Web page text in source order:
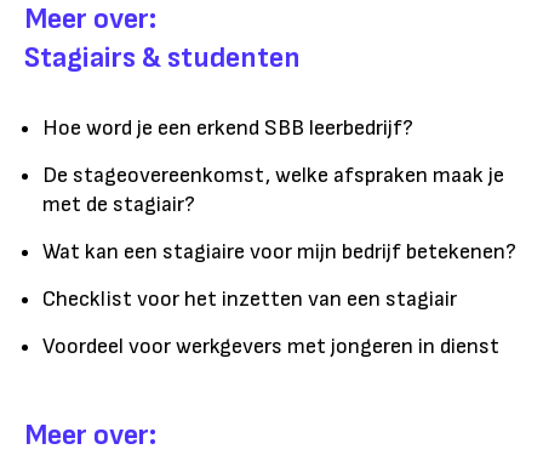
Meer over:
Stagiairs & studenten
Hoe word je een erkend SBB leerbedrijf?
De stageovereenkomst, welke afspraken maak je
met de stagiair?
Wat kan een stagiaire voor mijn bedrijf betekenen?
Checklist voor het inzetten van een stagiair
Voordeel voor werkgevers met jongeren in dienst
Meer over: